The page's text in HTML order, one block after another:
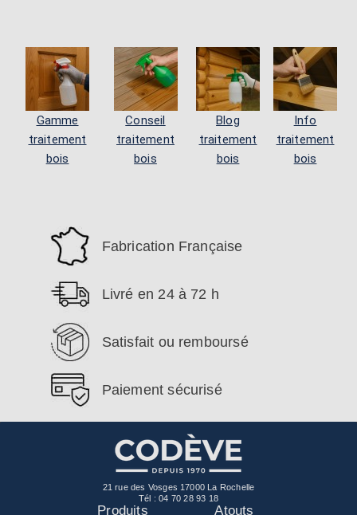
Gamme
traitement
bois
Conseil
traitement
bois
Blog
traitement
bois
Info
traitement
bois
Fabrication Française
Livré en 24 à 72 h
Satisfait ou remboursé
Paiement sécurisé
21 rue des Vosges 17000 La Rochelle
Tél :04 70 28 93 18
Produits Atouts